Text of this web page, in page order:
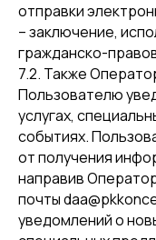
отправки
– заключение,
гражданско-
7.2. Также
Пользователю
услугах,
событиях.
от получения
направив
почты
уведомлений о